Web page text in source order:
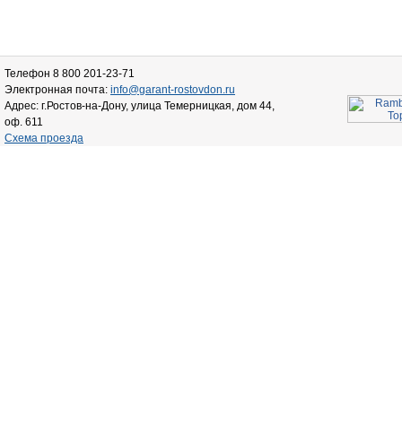
Телефон 8 800 201-23-71
Электронная почта: info@garant-rostovdon.ru
Адрес: г.Ростов-на-Дону, улица Темерницкая, дом 44,
оф. 611
Схема проезда